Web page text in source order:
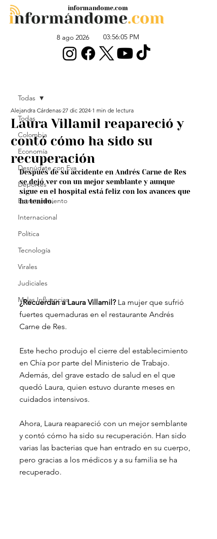
8 ago 2026 03:56:05 PM
informandome.com
Todas
Colombia
Economía
Desnúdate con Eva
Deportes
Entretenimiento
Internacional
Política
Tecnología
Virales
Judiciales
Malas Influencias
Todas
Laura Villamil reapareció y
contó cómo ha sido su
recuperación
Alejandra Cárdenas 27 dic 2024 1 min de lectura
Después de su accidente en Andrés Carne de Res
se dejó ver con un mejor semblante y aunque
sigue en el hospital está feliz con los avances que
ha tenido.
¿Recuerdan a Laura Villamil? La mujer que sufrió
fuertes quemaduras en el restaurante Andrés
Carne de Res.
Este hecho produjo el cierre del establecimiento
en Chía por parte del Ministerio de Trabajo.
Además, del grave estado de salud en el que
quedó Laura, quien estuvo durante meses en
cuidados intensivos.
Ahora, Laura reapareció con un mejor semblante
y contó cómo ha sido su recuperación. Han sido
varias las bacterias que han entrado en su cuerpo,
pero gracias a los médicos y a su familia se ha
recuperado.